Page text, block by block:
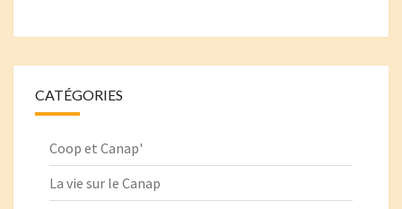
CATÉGORIES
Coop et Canap'
La vie sur le Canap